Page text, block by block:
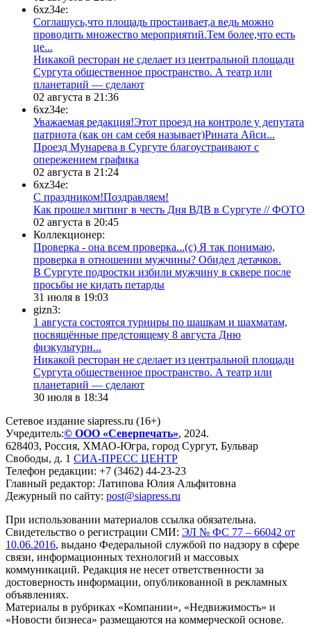
6xz34e:
Соглашусь,что площадь простаивает,а ведь можно
проводить множество мероприятий.Тем более,что есть
це...
​Никакой ресторан не сделает из центральной площади
Сургута общественное пространство. А театр или
планетарий — сделают
02 августа в 21:36
6xz34e:
Уважаемая редакция!Этот проезд на контроле у депутата
патриота (как он сам себя называет)Рината Айси...
​Проезд Мунарева в Сургуте благоустраивают с
опережением графика
02 августа в 21:24
6xz34e:
С праздником!Поздравляем!
Как прошел митинг в честь Дня ВДВ в Сургуте // ФОТО
02 августа в 20:45
Коллекционер:
Проверка - она всем проверка...(с) Я так понимаю,
проверка в отношении мужчины? Обидел детачков.
В Сургуте подростки избили мужчину в сквере после
просьбы не кидать петарды
31 июля в 19:03
gizn3:
1 августа состоятся турниры по шашкам и шахматам,
посвящённые предстоящему 8 августа Дню
физкультурн...
​Никакой ресторан не сделает из центральной площади
Сургута общественное пространство. А театр или
планетарий — сделают
30 июля в 18:34
Сетевое издание siapress.ru (16+)
Учредитель:© ООО «Северпечать», 2024.
628403, Россия, ХМАО-Югра, город Сургут, Бульвар
Свободы, д. 1 СИА-ПРЕСС ЦЕНТР
Телефон редакции: +7 (3462) 44-23-23
Главный редактор: Латипова Юлия Альфитовна
Дежурный по сайту: post@siapress.ru
При использовании материалов ссылка обязательна.
Свидетельство о регистрации СМИ: ЭЛ № ФС 77 – 66042 от
10.06.2016, выдано Федеральной службой по надзору в сфере
связи, информационных технологий и массовых
коммуникаций. Редакция не несет ответственности за
достоверность информации, опубликованной в рекламных
объявлениях.
Материалы в рубриках «Компании», «Недвижимость» и
«Новости бизнеса» размещаются на коммерческой основе.